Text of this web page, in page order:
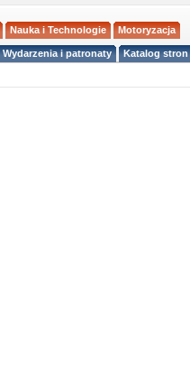
Nauka i Technologie Motoryzacja
Wydarzenia i patronaty Katalog stron